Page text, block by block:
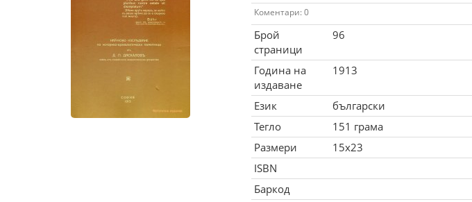
Коментари: 0
Брой
страници
96
Година на
издаване
1913
Език
български
Тегло
151 грама
Размери
15x23
ISBN
Баркод